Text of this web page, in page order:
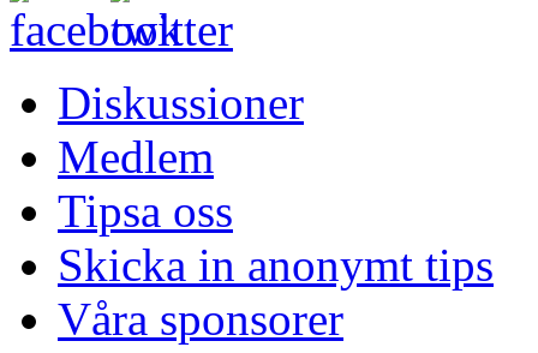
Diskussioner
Medlem
Tipsa oss
Skicka in anonymt tips
Våra sponsorer